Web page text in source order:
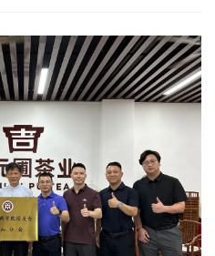
计大赛暨第19届中
赛粤港澳大湾区
战赛”决赛圆满落
广州华商学院人工智